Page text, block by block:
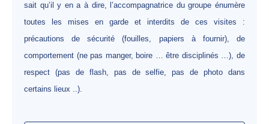
sait qu’il y en a à dire, l’accompagnatrice du groupe énumère
toutes les mises en garde et interdits de ces visites :
précautions de sécurité (fouilles, papiers à fournir), de
comportement (ne pas manger, boire … être disciplinés …), de
respect (pas de flash, pas de selfie, pas de photo dans
certains lieux ..).